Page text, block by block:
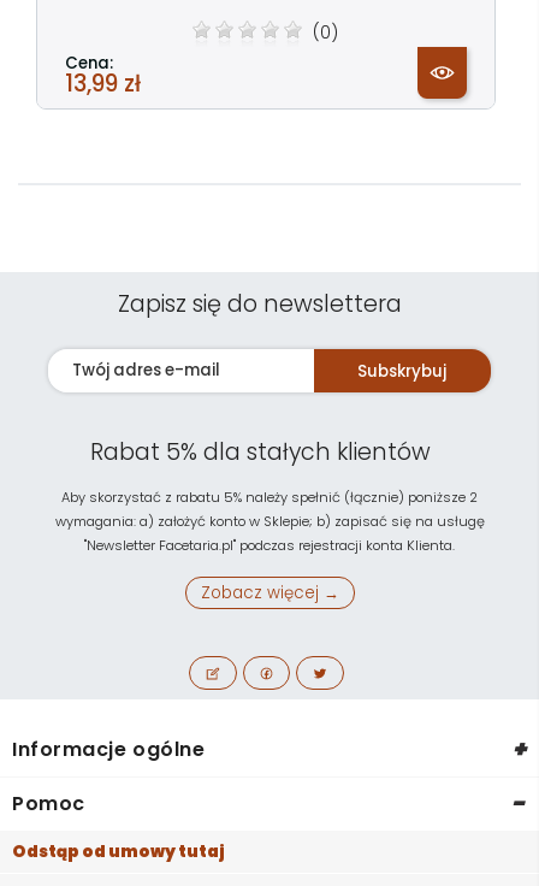
(0)
Cena:
13,99 zł
Zapisz się do newslettera
Subskrybuj
Rabat 5% dla stałych klientów
Aby skorzystać z rabatu 5% należy spełnić (łącznie) poniższe 2
wymagania: a) założyć konto w Sklepie; b) zapisać się na usługę
"Newsletter Facetaria.pl" podczas rejestracji konta Klienta.
Zobacz więcej →
Informacje ogólne +
Pomoc -
Odstąp od umowy tutaj